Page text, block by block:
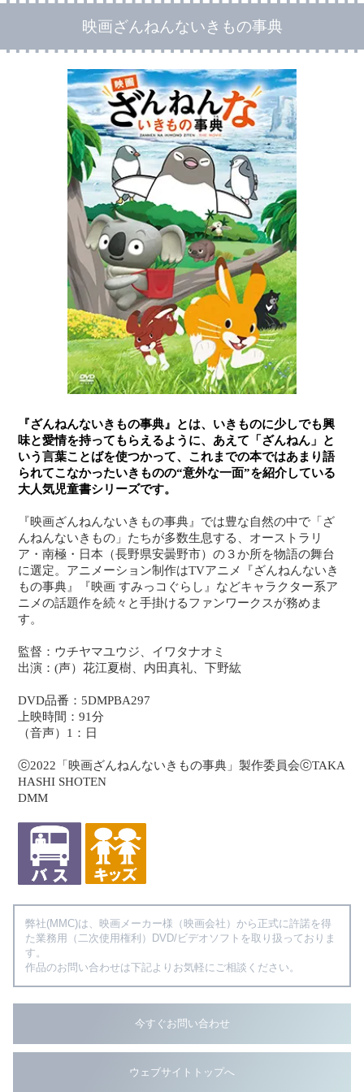
映画ざんねんないきもの事典
『ざんねんないきもの事典』とは、いきものに少しでも興
味と愛情を持ってもらえるように、あえて「ざんねん」と
いう言葉ことばを使つかって、これまでの本ではあまり語
られてこなかったいきものの“意外な一面”を紹介している
大人気児童書シリーズです。
『映画ざんねんないきもの事典』では豊な自然の中で「ざ
んねんないきもの」たちが多数生息する、オーストラリ
ア・南極・日本（長野県安曇野市）の３か所を物語の舞台
に選定。アニメーション制作はTVアニメ『ざんねんないき
もの事典』『映画 すみっコぐらし』などキャラクター系ア
ニメの話題作を続々と手掛けるファンワークスが務めま
す。
監督：ウチヤマユウジ、イワタナオミ
出演：(声）花江夏樹、内田真礼、下野紘
DVD品番：5DMPBA297
上映時間：91分
（音声）1：日
ⓒ2022「映画ざんねんないきもの事典」製作委員会ⓒTAKA
HASHI SHOTEN
DMM
弊社(MMC)は、映画メーカー様（映画会社）から正式に許諾を得
た業務用（二次使用権利）DVD/ビデオソフトを取り扱っておりま
す。
作品のお問い合わせは下記よりお気軽にご相談ください。
今すぐお問い合わせ
ウェブサイトトップへ